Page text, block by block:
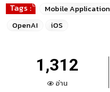
Tags : Mobile Application
OpenAI
iOS
1,312
อ่าน